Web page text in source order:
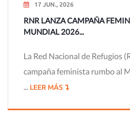
17 JUN., 2026
RNR LANZA CAMPAÑA
MUNDIAL 2026...
La Red Nacional de Refugios
campaña feminista rumbo al
... LEER MÁS